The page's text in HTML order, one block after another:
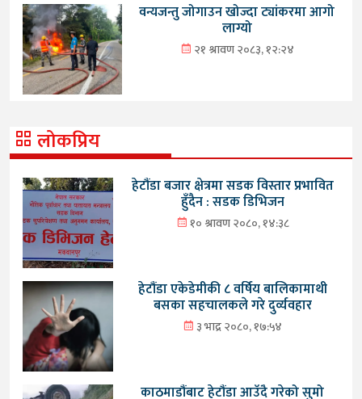
वन्यजन्तु जोगाउन खोज्दा ट्यांकरमा आगो
लाग्यो
२१ श्रावण २०८३, १२:२४
लोकप्रिय
हेटौंडा बजार क्षेत्रमा सडक विस्तार प्रभावित
हुँदैन : सडक डिभिजन
१० श्रावण २०८०, १४:३८
हेटौंडा एकेडेमीकी ८ वर्षिय बालिकामाथी
बसका सहचालकले गरे दुर्व्यवहार
३ भाद्र २०८०, १७:५४
काठमाडौंबाट हेटौंडा आउँदै गरेको सुमो